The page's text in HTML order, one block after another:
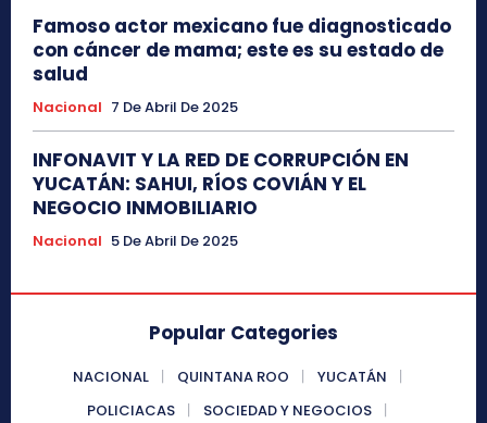
Famoso actor mexicano fue diagnosticado
con cáncer de mama; este es su estado de
salud
Nacional 7 De Abril De 2025
INFONAVIT Y LA RED DE CORRUPCIÓN EN
YUCATÁN: SAHUI, RÍOS COVIÁN Y EL
NEGOCIO INMOBILIARIO
Nacional 5 De Abril De 2025
Popular Categories
NACIONAL QUINTANA ROO
YUCATÁN
POLICIACAS
SOCIEDAD Y NEGOCIOS